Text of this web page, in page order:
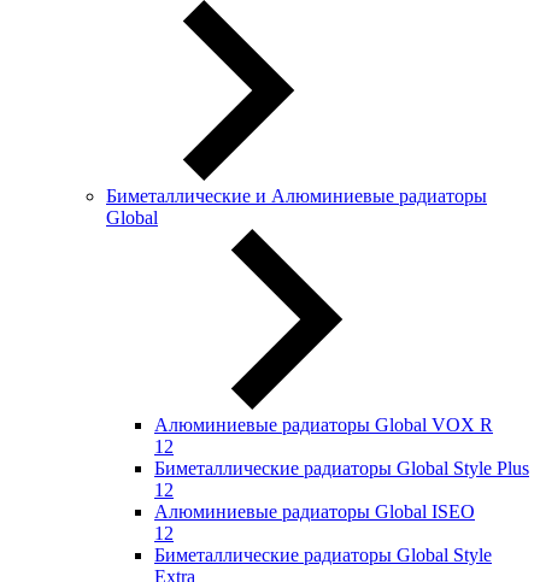
Биметаллические и Алюминиевые радиаторы
Global
Алюминиевые радиаторы Global VOX R
12
Биметаллические радиаторы Global Style Plus
12
Алюминиевые радиаторы Global ISEO
12
Биметаллические радиаторы Global Style
Extra